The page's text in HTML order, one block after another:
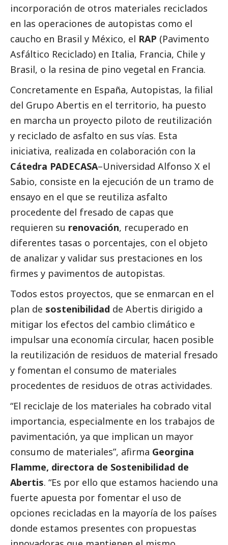
incorporación de otros materiales reciclados
en las operaciones de autopistas como el
caucho en Brasil y México, el RAP (Pavimento
Asfáltico Reciclado) en Italia, Francia, Chile y
Brasil, o la resina de pino vegetal en Francia.
Concretamente en España, Autopistas, la filial
del Grupo Abertis en el territorio, ha puesto
en marcha un proyecto piloto de reutilización
y reciclado de asfalto en sus vías. Esta
iniciativa, realizada en colaboración con la
Cátedra PADECASA–Universidad Alfonso X el
Sabio, consiste en la ejecución de un tramo de
ensayo en el que se reutiliza asfalto
procedente del fresado de capas que
requieren su renovación, recuperado en
diferentes tasas o porcentajes, con el objeto
de analizar y validar sus prestaciones en los
firmes y pavimentos de autopistas.
Todos estos proyectos, que se enmarcan en el
plan de sostenibilidad de Abertis dirigido a
mitigar los efectos del cambio climático e
impulsar una economía circular, hacen posible
la reutilización de residuos de material fresado
y fomentan el consumo de materiales
procedentes de residuos de otras actividades.
“El reciclaje de los materiales ha cobrado vital
importancia, especialmente en los trabajos de
pavimentación, ya que implican un mayor
consumo de materiales”, afirma Georgina
Flamme, directora de Sostenibilidad de
Abertis. “Es por ello que estamos haciendo una
fuerte apuesta por fomentar el uso de
opciones recicladas en la mayoría de los países
donde estamos presentes con propuestas